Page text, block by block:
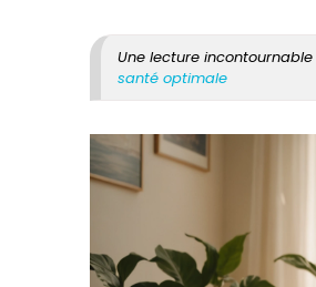
Une lecture
santé optimale